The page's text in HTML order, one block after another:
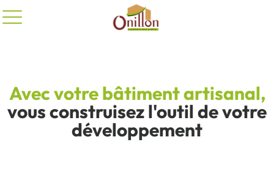
Avec votre bâtiment artisanal,
vous construisez l'outil de votre
développement